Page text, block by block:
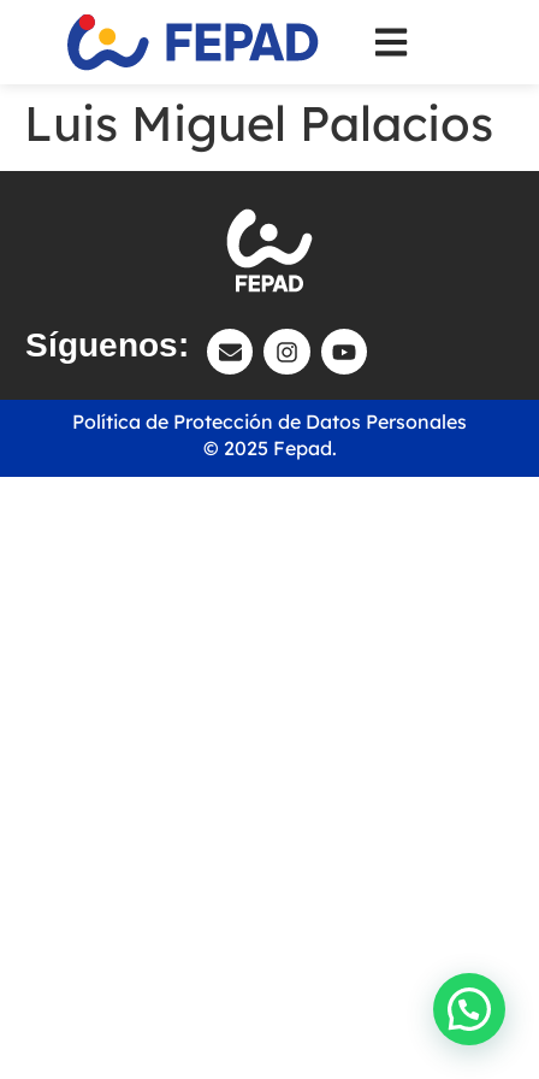
Luis Miguel Palacios
Síguenos:
© 2025 Fepad.
Política de Protección de Datos Personales